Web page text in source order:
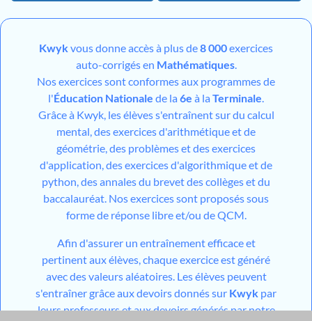
Kwykvous donne accès à plus de8 000exercices
auto-corrigés en Mathématiques.
Nos exercices sont conformes aux programmes de
l'Éducation Nationale de la 6e à la Terminale.
Grâce à Kwyk, les élèves s'entraînent sur du calcul
mental, des exercices d'arithmétique et de
géométrie, des problèmes et des exercices
d'application, des exercices d'algorithmique et de
python, des annales du brevet des collèges et du
baccalauréat. Nos exercices sont proposés sous
forme de réponse libre et/ou de QCM.
Afin d'assurer un entraînement efficace et
pertinent aux élèves, chaque exercice est généré
avec des valeurs aléatoires. Les élèves peuvent
s'entraîner grâce aux devoirs donnés sur Kwyk par
leurs professeurs et aux devoirs générés par notre